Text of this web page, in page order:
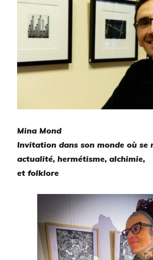
Mina Mond
Invitation dans son monde où se
actualité, hermétisme, alchimie,
et folklore